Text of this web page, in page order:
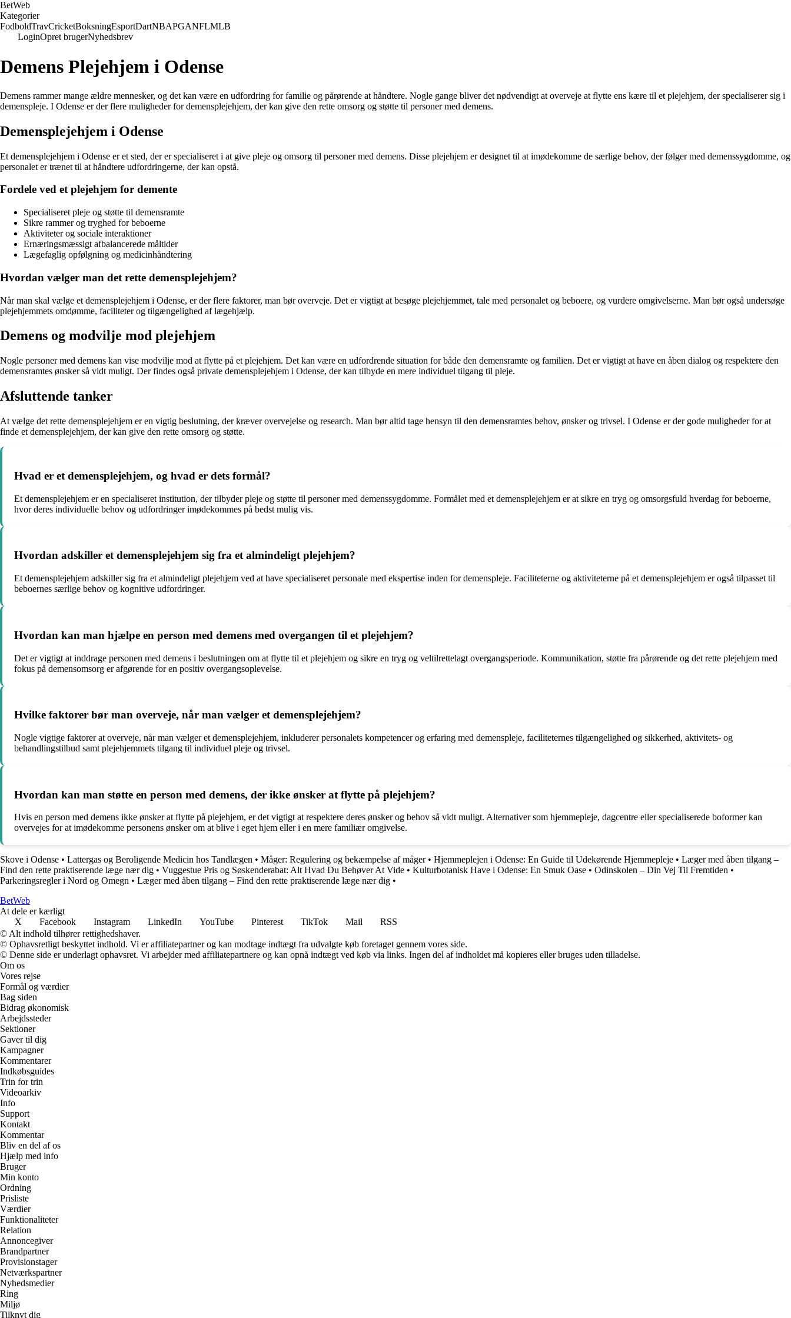
BetWeb
Kategorier
FodboldTravCricketBoksningEsportDartNBAPGANFLMLB
LoginOpret brugerNyhedsbrev
Demens Plejehjem i Odense
Demens rammer mange ældre mennesker, og det kan være en udfordring for familie og pårørende at håndtere. Nogle gange bliver det nødvendigt at overveje at flytte ens kære til et plejehjem, der specialiserer sig i
demenspleje. I Odense er der flere muligheder for demensplejehjem, der kan give den rette omsorg og støtte til personer med demens.
Demensplejehjem i Odense
Et demensplejehjem i Odense er et sted, der er specialiseret i at give pleje og omsorg til personer med demens. Disse plejehjem er designet til at imødekomme de særlige behov, der følger med demenssygdomme, og
personalet er trænet til at håndtere udfordringerne, der kan opstå.
Fordele ved et plejehjem for demente
Specialiseret pleje og støtte til demensramte
Sikre rammer og tryghed for beboerne
Aktiviteter og sociale interaktioner
Ernæringsmæssigt afbalancerede måltider
Lægefaglig opfølgning og medicinhåndtering
Hvordan vælger man det rette demensplejehjem?
Når man skal vælge et demensplejehjem i Odense, er der flere faktorer, man bør overveje. Det er vigtigt at besøge plejehjemmet, tale med personalet og beboere, og vurdere omgivelserne. Man bør også undersøge
plejehjemmets omdømme, faciliteter og tilgængelighed af lægehjælp.
Demens og modvilje mod plejehjem
Nogle personer med demens kan vise modvilje mod at flytte på et plejehjem. Det kan være en udfordrende situation for både den demensramte og familien. Det er vigtigt at have en åben dialog og respektere den
demensramtes ønsker så vidt muligt. Der findes også private demensplejehjem i Odense, der kan tilbyde en mere individuel tilgang til pleje.
Afsluttende tanker
At vælge det rette demensplejehjem er en vigtig beslutning, der kræver overvejelse og research. Man bør altid tage hensyn til den demensramtes behov, ønsker og trivsel. I Odense er der gode muligheder for at
finde et demensplejehjem, der kan give den rette omsorg og støtte.
Hvad er et demensplejehjem, og hvad er dets formål?
Et demensplejehjem er en specialiseret institution, der tilbyder pleje og støtte til personer med demenssygdomme. Formålet med et demensplejehjem er at sikre en tryg og omsorgsfuld hverdag for beboerne,
hvor deres individuelle behov og udfordringer imødekommes på bedst mulig vis.
Hvordan adskiller et demensplejehjem sig fra et almindeligt plejehjem?
Et demensplejehjem adskiller sig fra et almindeligt plejehjem ved at have specialiseret personale med ekspertise inden for demenspleje. Faciliteterne og aktiviteterne på et demensplejehjem er også tilpasset til
beboernes særlige behov og kognitive udfordringer.
Hvordan kan man hjælpe en person med demens med overgangen til et plejehjem?
Det er vigtigt at inddrage personen med demens i beslutningen om at flytte til et plejehjem og sikre en tryg og veltilrettelagt overgangsperiode. Kommunikation, støtte fra pårørende og det rette plejehjem med
fokus på demensomsorg er afgørende for en positiv overgangsoplevelse.
Hvilke faktorer bør man overveje, når man vælger et demensplejehjem?
Nogle vigtige faktorer at overveje, når man vælger et demensplejehjem, inkluderer personalets kompetencer og erfaring med demenspleje, faciliteternes tilgængelighed og sikkerhed, aktivitets- og
behandlingstilbud samt plejehjemmets tilgang til individuel pleje og trivsel.
Hvordan kan man støtte en person med demens, der ikke ønsker at flytte på plejehjem?
Hvis en person med demens ikke ønsker at flytte på plejehjem, er det vigtigt at respektere deres ønsker og behov så vidt muligt. Alternativer som hjemmepleje, dagcentre eller specialiserede boformer kan
overvejes for at imødekomme personens ønsker om at blive i eget hjem eller i en mere familiær omgivelse.
Skove i Odense • Lattergas og Beroligende Medicin hos Tandlægen • Måger: Regulering og bekæmpelse af måger• Hjemmeplejen i Odense: En Guide til Udekørende Hjemmepleje • Læger med åben tilgang –
Find den rette praktiserende læge nær dig • Vuggestue Pris og Søskenderabat: Alt Hvad Du Behøver At Vide • Kulturbotanisk Have i Odense: En Smuk Oase • Odinskolen – Din Vej Til Fremtiden •
Parkeringsregler i Nord og Omegn • Læger med åben tilgang – Find den rette praktiserende læge nær dig •
BetWeb
At dele er kærligt
X
Facebook Instagram LinkedIn YouTube Pinterest TikTok Mail
RSS
© Alt indhold tilhører rettighedshaver.
© Ophavsretligt beskyttet indhold. Vi er affiliatepartner og kan modtage indtægt fra udvalgte køb foretaget gennem vores side.
© Denne side er underlagt ophavsret. Vi arbejder med affiliatepartnere og kan opnå indtægt ved køb via links. Ingen del af indholdet må kopieres eller bruges uden tilladelse.
Om os
Vores rejse
Formål og værdier
Bag siden
Bidrag økonomisk
Arbejdssteder
Sektioner
Gaver til dig
Kampagner
Kommentarer
Indkøbsguides
Trin for trin
Videoarkiv
Info
Support
Kontakt
Kommentar
Bliv en del af os
Hjælp med info
Bruger
Min konto
Ordning
Prisliste
Værdier
Funktionaliteter
Relation
Annoncegiver
Brandpartner
Provisionstager
Netværkspartner
Nyhedsmedier
Ring
Miljø
Tilknyt dig